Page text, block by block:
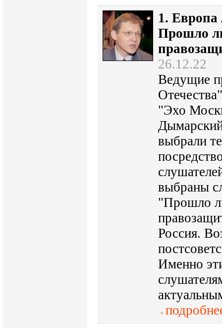
1. Европа
Прошло
26.12.22
Ведущие
"Эхо
выбрали
выбраны
"Прошло
Россия.
Именно